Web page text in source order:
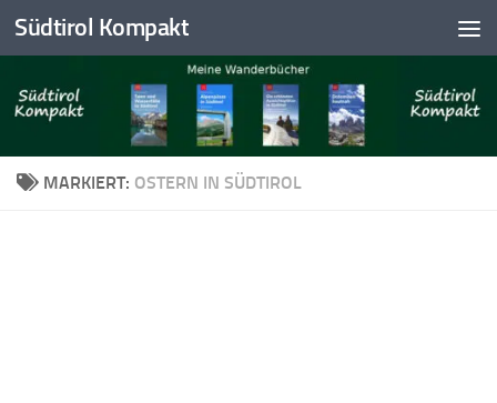
Skip to content
Südtirol Kompakt
MARKIERT: OSTERN IN SÜDTIROL